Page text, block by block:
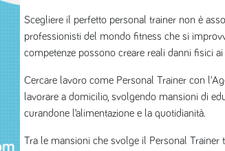
Scegliere il perfetto personal trainer non è
professionisti del mondo fitness che si
competenze possono creare reali danni fisici
Cercare lavoro come Personal Trainer con
lavorare a domicilio, svolgendo mansioni di
curandone l’alimentazione e la quotidianità.
Tra le mansioni che svolge il Personal